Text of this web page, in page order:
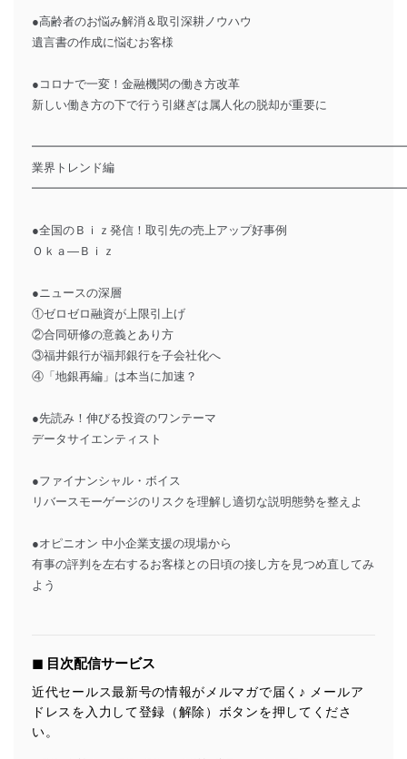
●高齢者のお悩み解消＆取引深耕ノウハウ
遺言書の作成に悩むお客様
●コロナで一変！金融機関の働き方改革
新しい働き方の下で行う引継ぎは属人化の脱却が重要に
業界トレンド編
●全国のＢｉｚ発信！取引先の売上アップ好事例
Ｏｋａ―Ｂｉｚ
●ニュースの深層
①ゼロゼロ融資が上限引上げ
②合同研修の意義とあり方
③福井銀行が福邦銀行を子会社化へ
④「地銀再編」は本当に加速？
●先読み！伸びる投資のワンテーマ
データサイエンティスト
●ファイナンシャル・ボイス
リバースモーゲージのリスクを理解し適切な説明態勢を整えよ
●オピニオン 中小企業支援の現場から
有事の評判を左右するお客様との日頃の接し方を見つめ直してみ
よう
◼︎ 目次配信サービス
近代セールス最新号の情報がメルマガで届く♪ メールア
ドレスを入力して登録（解除）ボタンを押してくださ
い。